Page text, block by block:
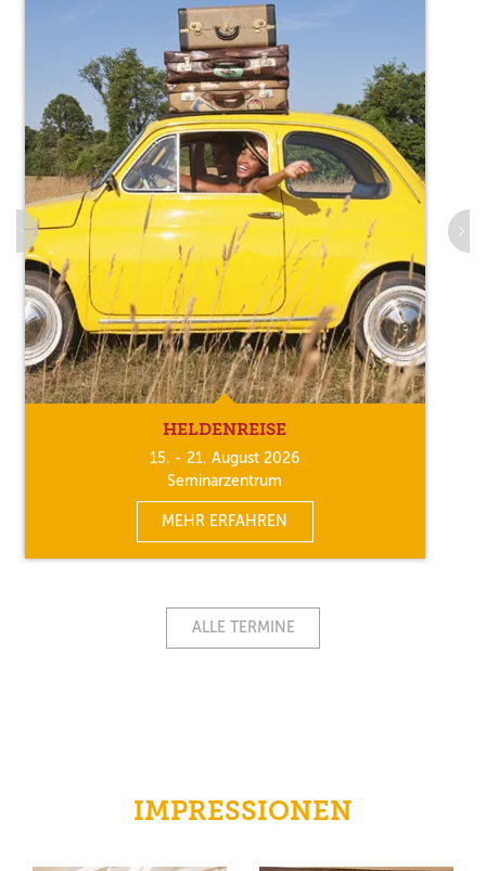
HELDENREISE
15. - 21. August 2026
Seminarzentrum
MEHR ERFAHREN
ALLE TERMINE
IMPRESSIONEN